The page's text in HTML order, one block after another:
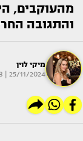
מהעוקבים,
והתגובה
מיקי לוין
25/11/2024 | 10:48